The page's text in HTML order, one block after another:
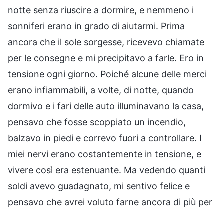
notte senza riuscire a dormire, e nemmeno i
sonniferi erano in grado di aiutarmi. Prima
ancora che il sole sorgesse, ricevevo chiamate
per le consegne e mi precipitavo a farle. Ero in
tensione ogni giorno. Poiché alcune delle merci
erano infiammabili, a volte, di notte, quando
dormivo e i fari delle auto illuminavano la casa,
pensavo che fosse scoppiato un incendio,
balzavo in piedi e correvo fuori a controllare. I
miei nervi erano costantemente in tensione, e
vivere così era estenuante. Ma vedendo quanti
soldi avevo guadagnato, mi sentivo felice e
pensavo che avrei voluto farne ancora di più per